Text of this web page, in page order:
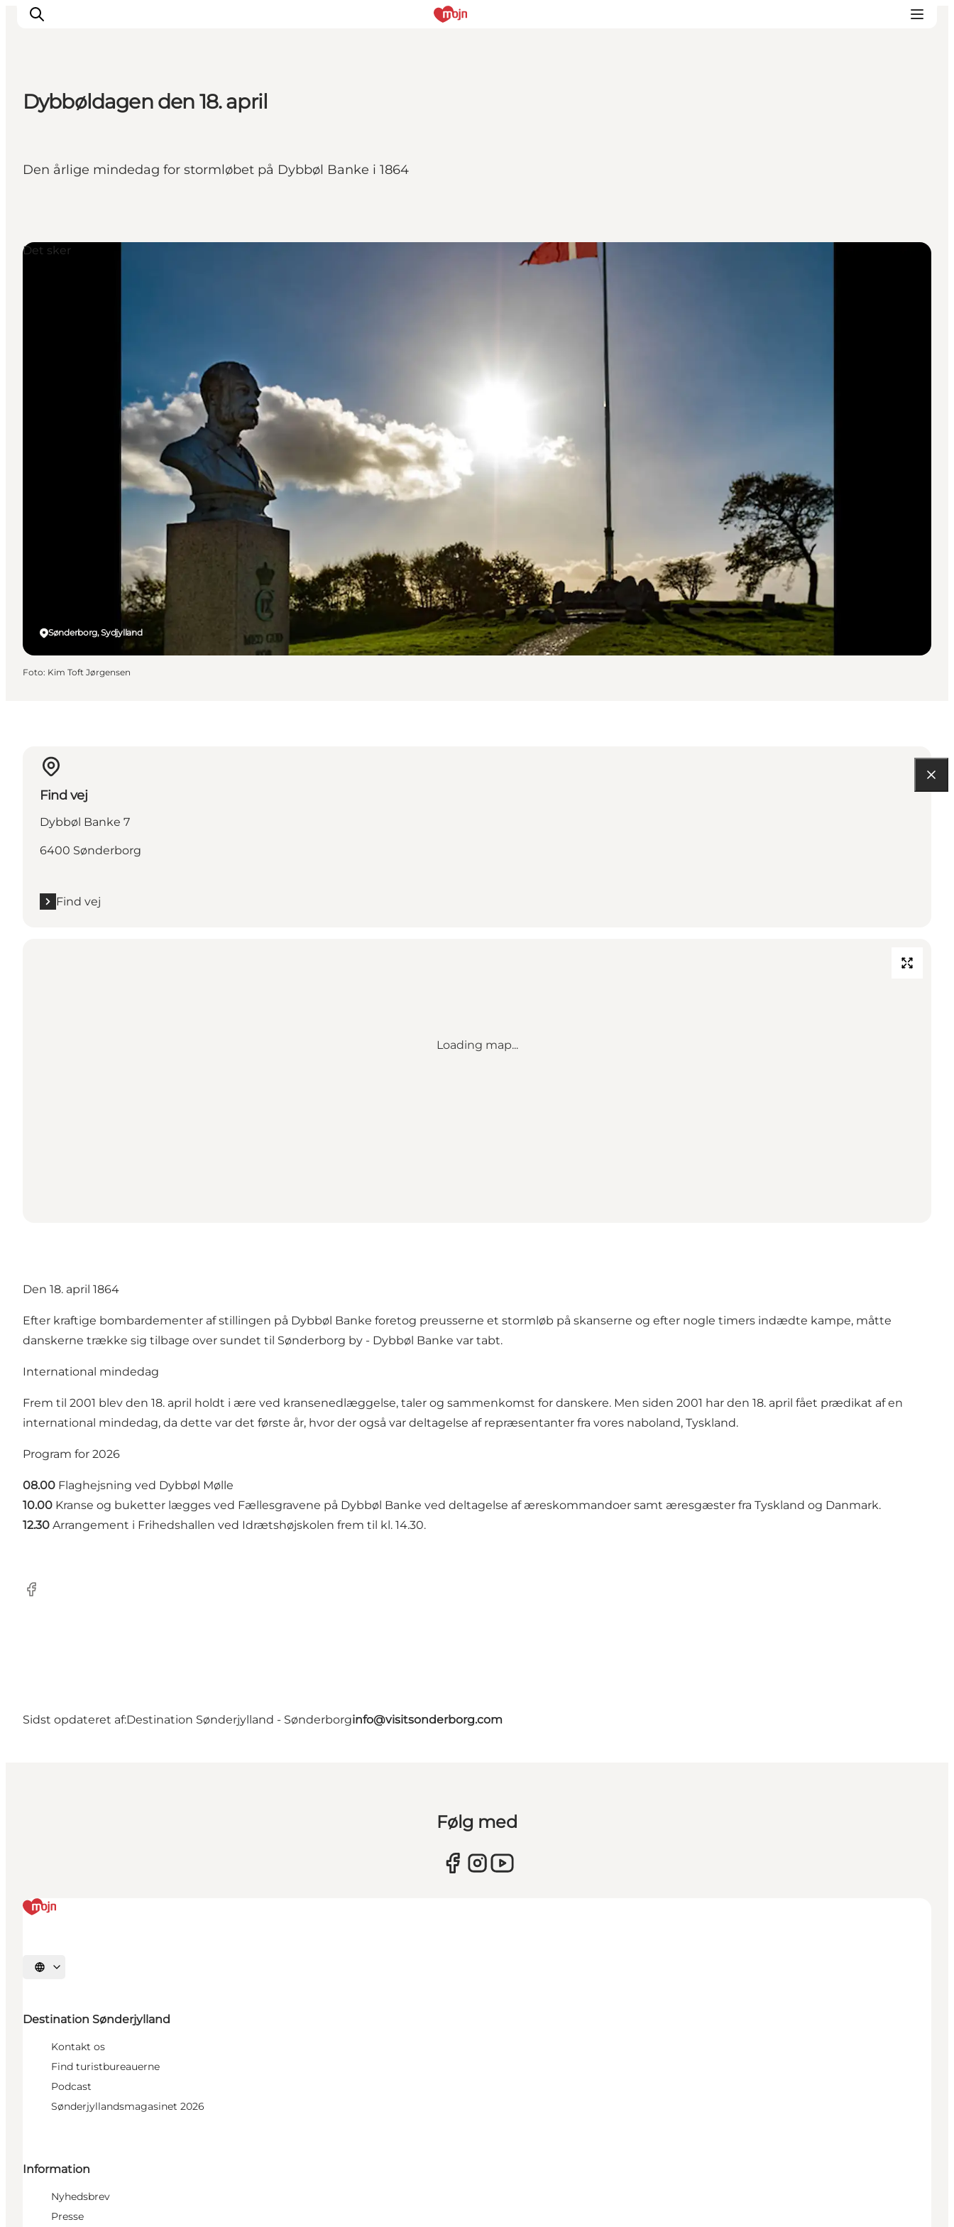
Det sker
Overnatning
Dybbøldagen den 18. april
Den årlige mindedag for stormløbet på Dybbøl Banke i 1864
Sønderborg, Sydjylland
Det sker
Foto: Kim Toft Jørgensen
Find vej
Dybbøl Banke 7
6400 Sønderborg
Find vej
Loading map...
Den 18. april 1864
Efter kraftige bombardementer af stillingen på Dybbøl Banke foretog preusserne et stormløb på skanserne og efter nogle timers indædte kampe, måtte
danskerne trække sig tilbage over sundet til Sønderborg by - Dybbøl Banke var tabt.
International mindedag
Frem til 2001 blev den 18. april holdt i ære ved kransenedlæggelse, taler og sammenkomst for danskere. Men siden 2001 har den 18. april fået prædikat af en
international mindedag, da dette var det første år, hvor der også var deltagelse af repræsentanter fra vores naboland, Tyskland.
Program for 2026
08.00 Flaghejsning ved Dybbøl Mølle
10.00 Kranse og buketter lægges ved Fællesgravene på Dybbøl Banke ved deltagelse af æreskommandoer samt æresgæster fra Tyskland og Danmark.
12.30 Arrangement i Frihedshallen ved Idrætshøjskolen frem til kl. 14.30.
Facebook
Sidst opdateret af:Destination Sønderjylland - Sønderborginfo@visitsonderborg.com
Følg med
Vælg sprog
Destination Sønderjylland
Kontakt os
Find turistbureauerne
Podcast
Sønderjyllandsmagasinet 2026
Information
Nyhedsbrev
Presse